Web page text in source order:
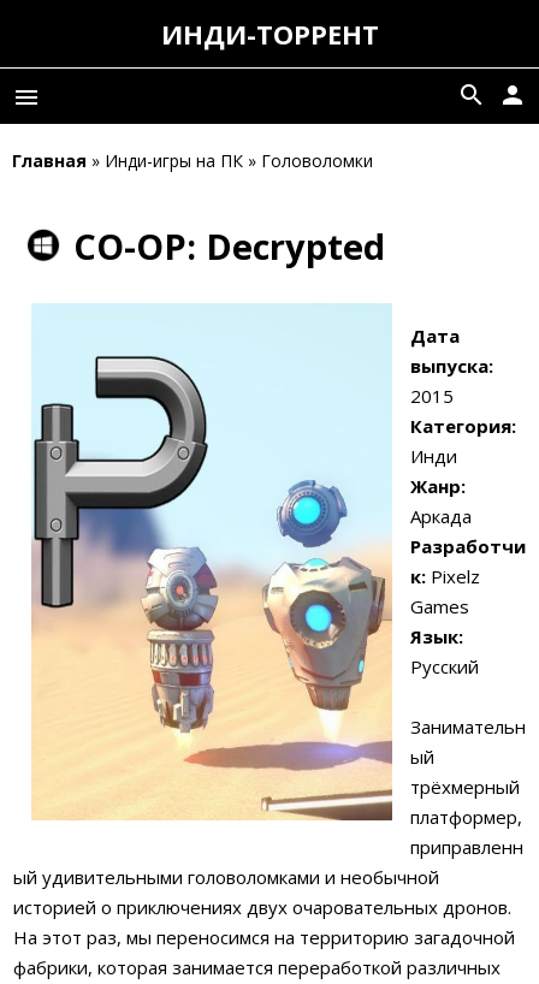
ИНДИ-ТОРРЕНТ
menu person
search
Главная » Инди-игры на ПК » Головоломки
CO-OP: Decrypted
Дата
выпуска:
2015
Категория:
Инди
Жанр:
Аркада
Разработчи
к: Pixelz
Games
Язык:
Русский
Занимательн
ый
трёхмерный
платформер,
приправленн
ый удивительными головоломками и необычной
историей о приключениях двух очаровательных дронов.
На этот раз, мы переносимся на территорию загадочной
фабрики, которая занимается переработкой различных